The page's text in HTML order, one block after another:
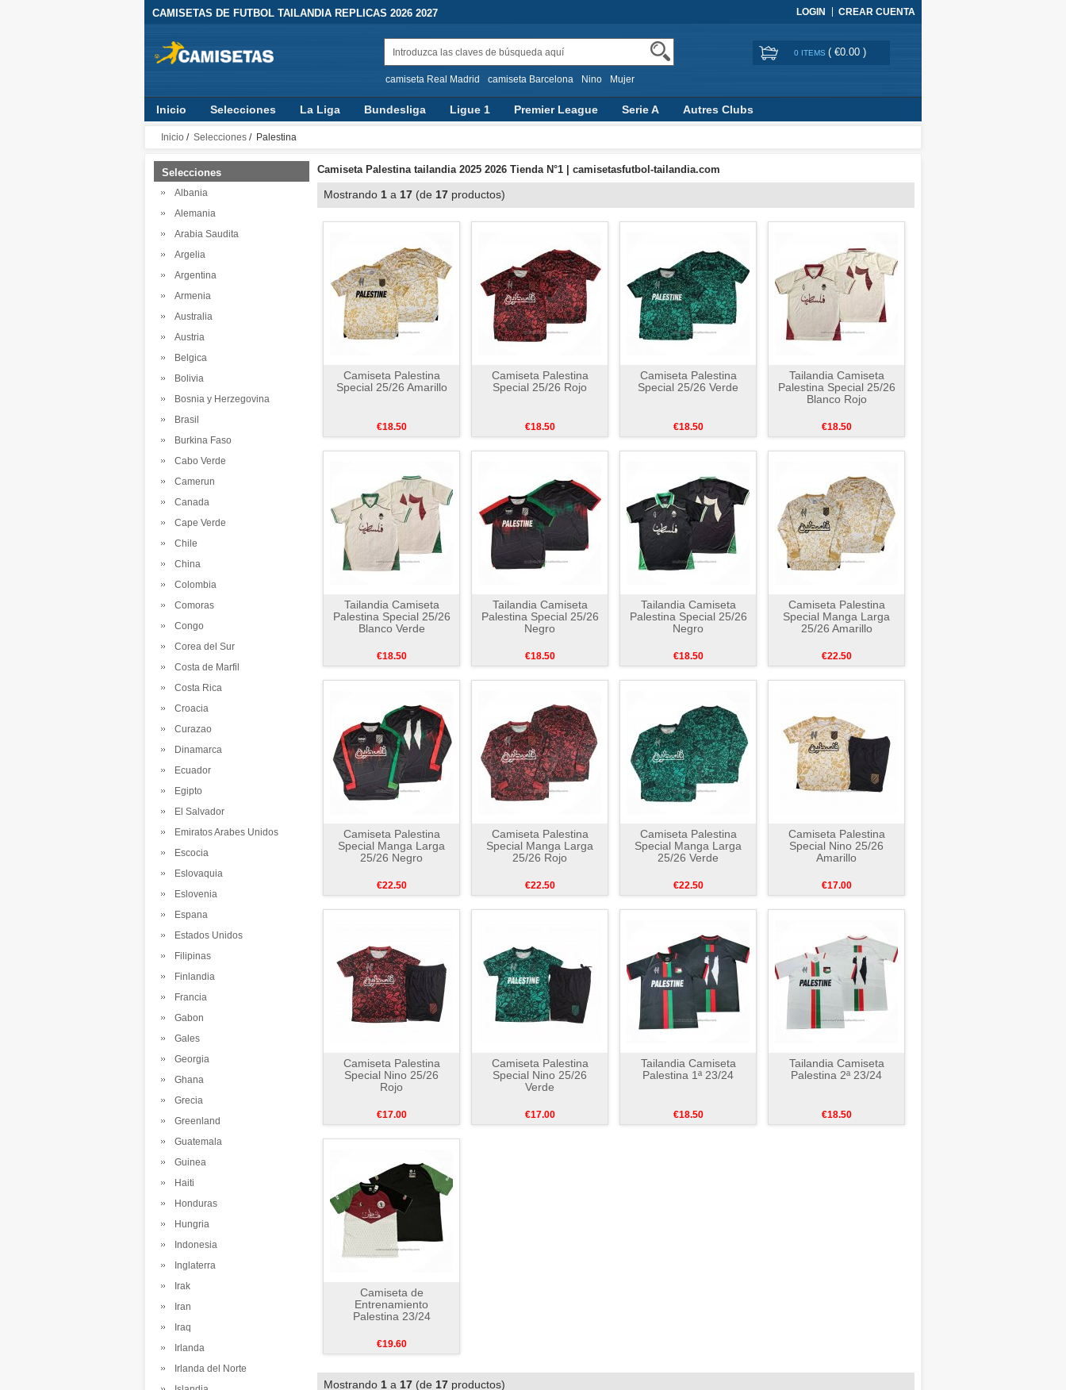
CAMISETAS DE FUTBOL TAILANDIA REPLICAS 2026 2027 LOGIN CREAR CUENTA
camiseta Real Madrid camiseta Barcelona Nino Mujer
0 ITEMS ( €0.00 )
Inicio Selecciones La Liga Bundesliga Ligue 1 Premier League Serie A Autres Clubs
Inicio / Selecciones / Palestina
Selecciones
Albania
Alemania
Arabia Saudita
Argelia
Argentina
Armenia
Australia
Austria
Belgica
Bolivia
Bosnia y Herzegovina
Brasil
Burkina Faso
Cabo Verde
Camerun
Canada
Cape Verde
Chile
China
Colombia
Comoras
Congo
Corea del Sur
Costa de Marfil
Costa Rica
Croacia
Curazao
Dinamarca
Ecuador
Egipto
El Salvador
Emiratos Arabes Unidos
Escocia
Eslovaquia
Eslovenia
Espana
Estados Unidos
Filipinas
Finlandia
Francia
Gabon
Gales
Georgia
Ghana
Grecia
Greenland
Guatemala
Guinea
Haiti
Honduras
Hungria
Indonesia
Inglaterra
Irak
Iran
Iraq
Irlanda
Irlanda del Norte
Camiseta Palestina tailandia 2025 2026 Tienda N°1 | camisetasfutbol-tailandia.com
Mostrando 1 a 17 (de 17 productos)
Camiseta Palestina
Special 25/26 Amarillo
€18.50
Camiseta Palestina
Special 25/26 Rojo
€18.50
Camiseta Palestina
Special 25/26 Verde
€18.50
Tailandia Camiseta
Palestina Special 25/26
Blanco Rojo
€18.50
Tailandia Camiseta
Palestina Special 25/26
Blanco Verde
€18.50
Tailandia Camiseta
Palestina Special 25/26
Negro
€18.50
Tailandia Camiseta
Palestina Special 25/26
Negro
€18.50
Camiseta Palestina
Special Manga Larga
25/26 Amarillo
€22.50
Camiseta Palestina
Special Manga Larga
25/26 Negro
€22.50
Camiseta Palestina
Special Manga Larga
25/26 Rojo
€22.50
Camiseta Palestina
Special Manga Larga
25/26 Verde
€22.50
Camiseta Palestina
Special Nino 25/26
Amarillo
€17.00
Camiseta Palestina
Special Nino 25/26
Rojo
€17.00
Camiseta Palestina
Special Nino 25/26
Verde
€17.00
Tailandia Camiseta
Palestina 1ª 23/24
€18.50
Tailandia Camiseta
Palestina 2ª 23/24
€18.50
Camiseta de
Entrenamiento
Palestina 23/24
€19.60
Mostrando 1 a 17 (de 17 productos)